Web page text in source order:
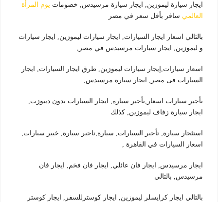
ايجار سيارة ليموزين, ايجار سيارة مرسيدس, خصومات يوم المرأة
العالمي سافر بأقل سعر في مصر
بالتالي اسعار ايجار السيارات, ايجار سيارات ليموزين, ايجار سيارات
و ليموزين, ايجار سيارات مرسيدس في مصر,
اسعار سيارات,إيجار سيارات ليموزين, طرق ايجار السيارات, ايجار
السيارات فى مصر, ايجار سيارة مرسيدس,
تأجير سيارات اسعار,تأجير سيارة, ايجار السيارات بدون ديبوزت,
ايجار سيارة زفاف ليموزين, كذلك
استئجار سيارة, تأجير السيارات, سيارة,تاجير سيارة, خبير سيارات,
اسعار السيارات في القاهرة ,
ايجار مرسيدس, ايجار فان عائلي, ايجار فان فخم, ايجار فان
مرسيدس, بالتالي
بالتالي ايجار كرايسلر ليموزين, ايجار كوسترللسفر, ايجار كوستر